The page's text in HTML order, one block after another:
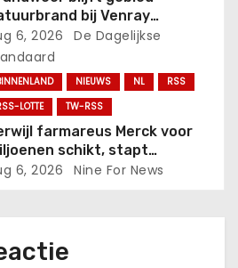
bij Venray
6, 2026
De Dagelijkse
NIEUWS NL
RSS
LOTTE
TW-RSS
farmareus Merck voor
schikt, stapt
juist over op
6, 2026 Nine For News